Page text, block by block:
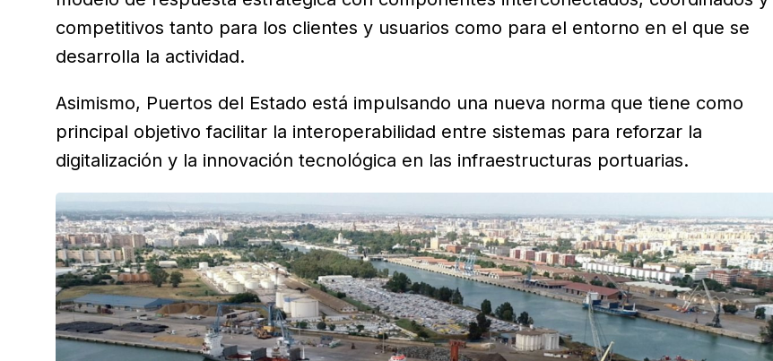
competitivos tanto para los clientes y usuarios como para el entorno en el que se
desarrolla la actividad.
Asimismo, Puertos del Estado está impulsando una nueva norma que tiene como
principal objetivo facilitar la interoperabilidad entre sistemas para reforzar la
digitalización y la innovación tecnológica en las infraestructuras portuarias.